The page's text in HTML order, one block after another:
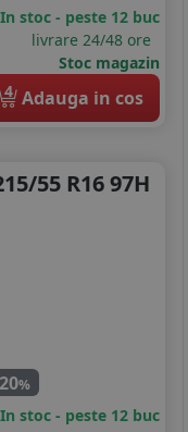
In stoc - peste 12 buc
livrare 24/48 ore
Stoc magazin
4 Adauga in cos
55 R16 97H
20%
In stoc - peste 12 buc